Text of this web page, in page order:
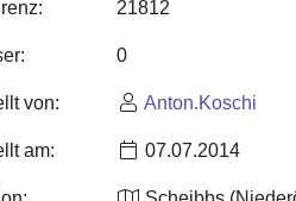
21812
0
von: Anton.Koschi
am: 07.07.2014